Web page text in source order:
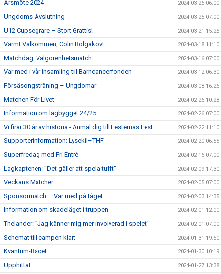
Årsmöte 2024 2024-03-26 06:00
Ungdoms-Avslutning 2024-03-25 07:00
U12 Cupsegrare – Stort Grattis! 2024-03-21 15:25
Varmt Välkommen, Colin Bolgakov! 2024-03-18 11:10
Matchdag: Välgörenhetsmatch 2024-03-16 07:00
Var med i vår insamling till Barncancerfonden 2024-03-12 06:30
Försäsongsträning – Ungdomar 2024-03-08 16:26
Matchen För Livet 2024-02-26 10:28
Information om lagbygget 24/25 2024-02-26 07:00
Vi firar 30 år av historia - Anmäl dig till Festernas Fest 2024-02-22 11:10
Supporterinformation: Lysekil–THF 2024-02-20 06:55
Superfredag med Fri Entré 2024-02-16 07:00
Lagkaptenen: "Det gäller att spela tufft" 2024-02-09 17:30
Veckans Matcher 2024-02-05 07:00
Sponsormatch – Var med på tåget 2024-02-03 14:35
Information om skadeläget i truppen 2024-02-01 12:00
Thelander: ”Jag känner mig mer involverad i spelet” 2024-02-01 07:00
Schemat till campen klart 2024-01-31 19:50
Kvantum-Racet 2024-01-30 10:19
Upphittat 2024-01-27 13:38